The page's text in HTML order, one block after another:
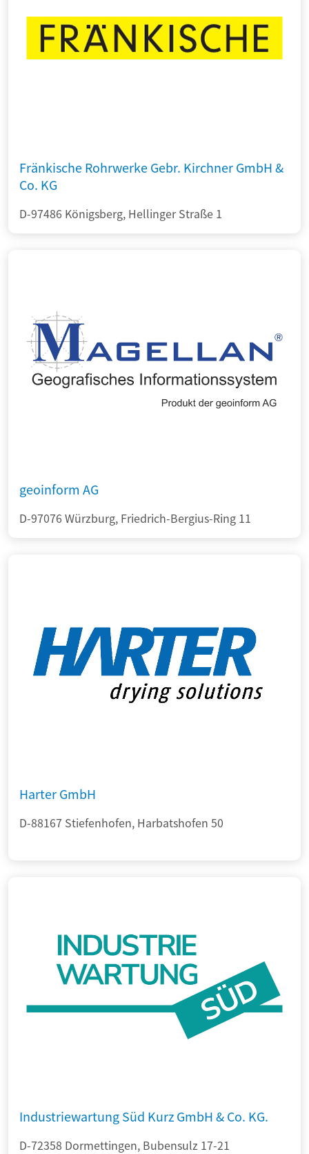
Fränkische Rohrwerke Gebr. Kirchner GmbH &
Co. KG
D-97486 Königsberg, Hellinger Straße 1
geoinform AG
D-97076 Würzburg, Friedrich-Bergius-Ring 11
Harter GmbH
D-88167 Stiefenhofen, Harbatshofen 50
Industriewartung Süd Kurz GmbH & Co. KG.
D-72358 Dormettingen, Bubensulz 17-21